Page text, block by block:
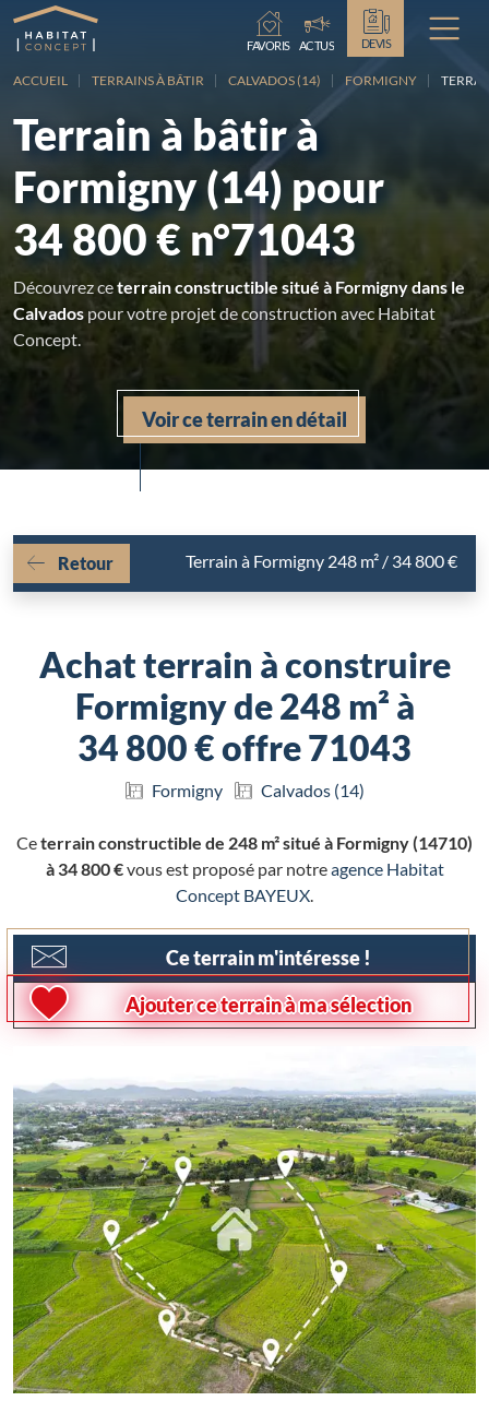
Chargement...
FAVORIS
ACTUS DEVIS
ACCUEIL TERRAINS À BÂTIR CALVADOS (14) FORMIGNY
Terrain à bâtir à
Formigny (14) pour
34 800 € n°71043
Découvrez ceterrain constructible situé à Formigny dans le
Calvados pour votre projet de construction avec Habitat
Concept.
Voir ce terrain en détail
Retour Terrain à Formigny 248 m² / 34 800 €
Achat terrain à construire
Formigny de 248 m² à
34 800 € offre 71043
Formigny Calvados (14)
Ceterrain constructible de 248 m² situé à Formigny (14710)
à 34 800 €vous est proposé par notreagence Habitat
Concept BAYEUX.
Ce terrain m'intéresse !
Ajouter ce terrain à ma sélection